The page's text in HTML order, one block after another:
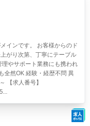
インです。 お客様からのド
がり次第、丁寧にテーブル
やサポート業務にも携われ
全然OK 経験・経歴不問 異
【求人番号】